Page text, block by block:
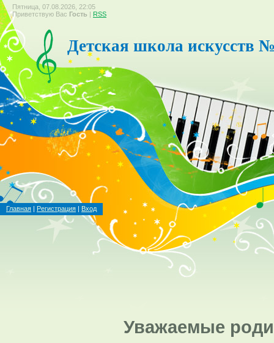
Пятница, 07.08.2026, 22:05
Приветствую Вас Гость | RSS
Детская школа искусств
Главная | Регистрация | Вход
Уважаемые